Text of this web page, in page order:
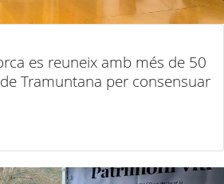
es reuneix amb més de 50
Tramuntana per consensuar